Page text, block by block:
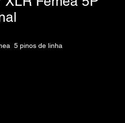
5 pinos de linha